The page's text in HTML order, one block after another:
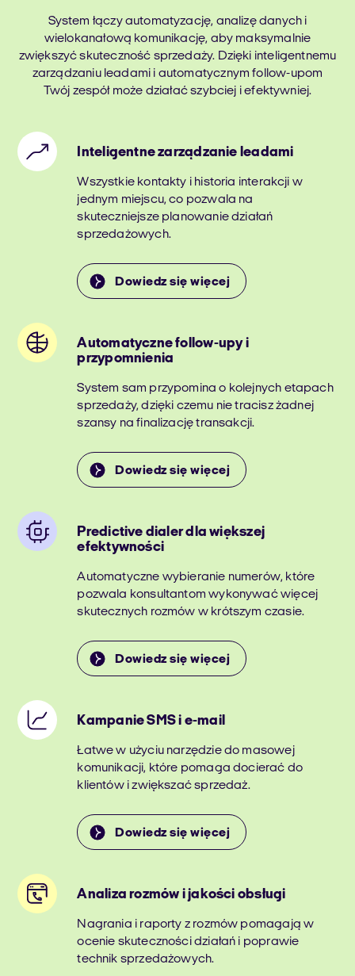
System łączy automatyzację, analizę danych i
wielokanałową komunikację, aby maksymalnie
zwiększyć skuteczność sprzedaży. Dzięki inteligentnemu
zarządzaniu leadami i automatycznym follow-upom
Twój zespół może działać szybciej i efektywniej.
Inteligentne zarządzanie leadami
Wszystkie kontakty i historia interakcji w
jednym miejscu, co pozwala na
skuteczniejsze planowanie działań
sprzedażowych.
Dowiedz się więcej
Automatyczne follow-upy i
przypomnienia
System sam przypomina o kolejnych etapach
sprzedaży, dzięki czemu nie tracisz żadnej
szansy na finalizację transakcji.
Dowiedz się więcej
Predictive dialer dla większej
efektywności
Automatyczne wybieranie numerów, które
pozwala konsultantom wykonywać więcej
skutecznych rozmów w krótszym czasie.
Dowiedz się więcej
Kampanie SMS i e-mail
Łatwe w użyciu narzędzie do masowej
komunikacji, które pomaga docierać do
klientów i zwiększać sprzedaż.
Dowiedz się więcej
Analiza rozmów i jakości obsługi
Nagrania i raporty z rozmów pomagają w
ocenie skuteczności działań i poprawie
technik sprzedażowych.